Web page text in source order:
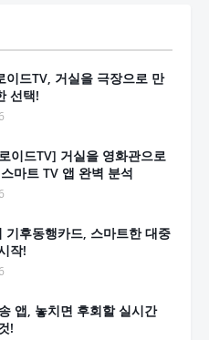
이드TV, 거실을 극장으로 만
선택!
이드TV] 거실을 영화관으로
마트 TV 앱 완벽 분석
기후동행카드, 스마트한 대중
작!
앱, 놓치면 후회할 실시간
!